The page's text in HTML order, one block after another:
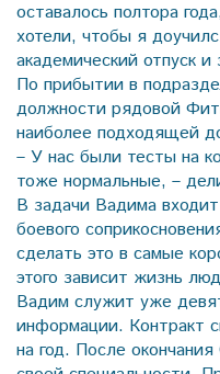
оставалось полтора
хотели, чтобы я
академический отпуск
По прибытии в
должности рядовой
наиболее подходящей
– У нас были тесты на
тоже нормальные, –
В задачи Вадима
боевого
сделать это в самые
этого зависит жизнь
Вадим служит уже
информации. Контракт
на год. После